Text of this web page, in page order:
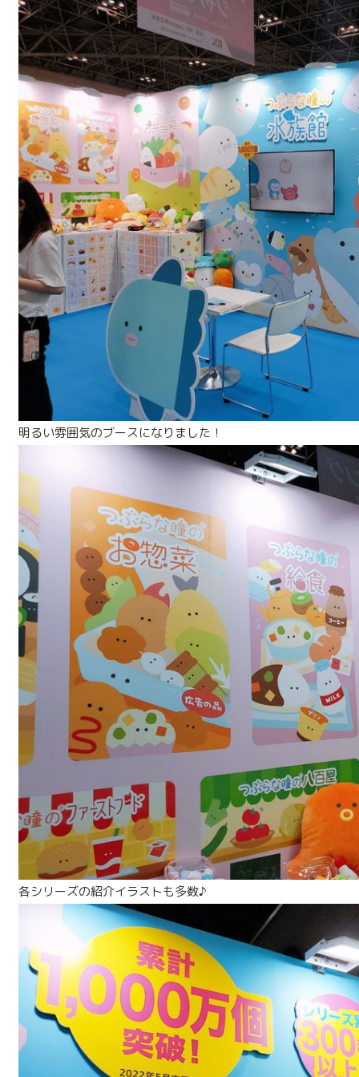
明るい雰囲気のブースになりました！
各シリーズの紹介イラストも多数♪